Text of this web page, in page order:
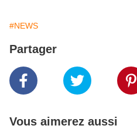
#NEWS
Partager
Vous aimerez aussi